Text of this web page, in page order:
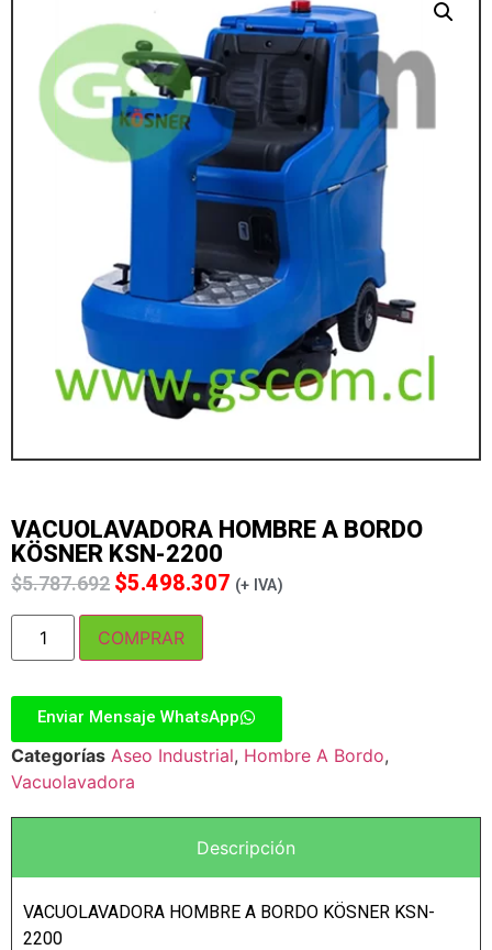
VACUOLAVADORA HOMBRE A BORDO
KÖSNER KSN-2200
$5.787.692 $5.498.307 (+ IVA)
COMPRAR
Enviar Mensaje WhatsApp
Categorías Aseo Industrial, Hombre A Bordo,
Vacuolavadora
Descripción
VACUOLAVADORA HOMBRE A BORDO KÖSNER KSN-
2200